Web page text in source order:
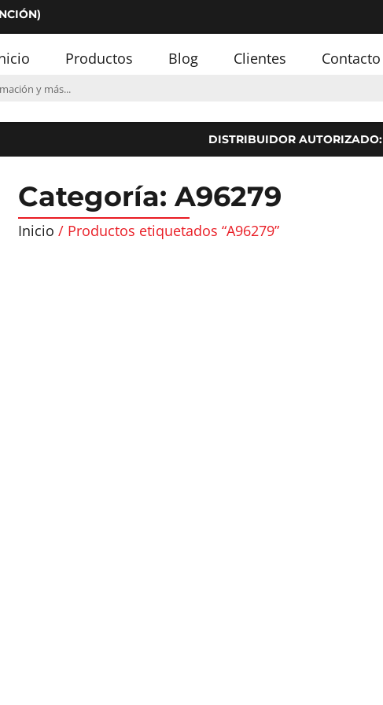
Productos Blog Clientes Contacto
DISTRIBUIDOR AUTORIZADO:
Categoría: A96279
Inicio / Productos etiquetados “A96279”